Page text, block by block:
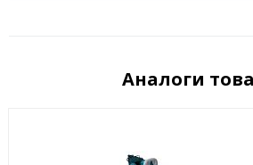
Аналоги